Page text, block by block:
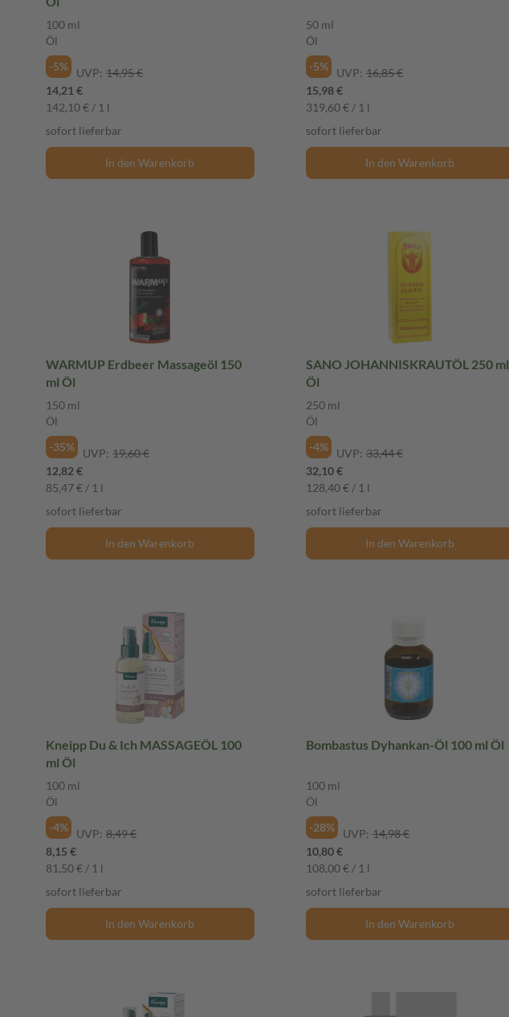
100 ml
Öl
-5%
UVP: 14,95 €
14,21 €
142,10 € / 1 l
sofort lieferbar
In den Warenkorb
50 ml
Öl
-5%
UVP: 16,85 €
15,98 €
319,60 € / 1 l
sofort lieferbar
In den Warenkorb
WARMUP Erdbeer Massageöl 150
ml Öl
150 ml
Öl
-35%
UVP: 19,60 €
12,82 €
85,47 € / 1 l
sofort lieferbar
In den Warenkorb
SANO JOHANNISKRAUTÖL 250 ml
Öl
250 ml
Öl
-4%
UVP: 33,44 €
32,10 €
128,40 € / 1 l
sofort lieferbar
In den Warenkorb
Kneipp Du & Ich MASSAGEÖL 100
ml Öl
100 ml
Öl
-4%
UVP: 8,49 €
8,15 €
81,50 € / 1 l
sofort lieferbar
In den Warenkorb
Bombastus Dyhankan-Öl 100 ml Öl
100 ml
Öl
-28%
UVP: 14,98 €
10,80 €
108,00 € / 1 l
sofort lieferbar
In den Warenkorb